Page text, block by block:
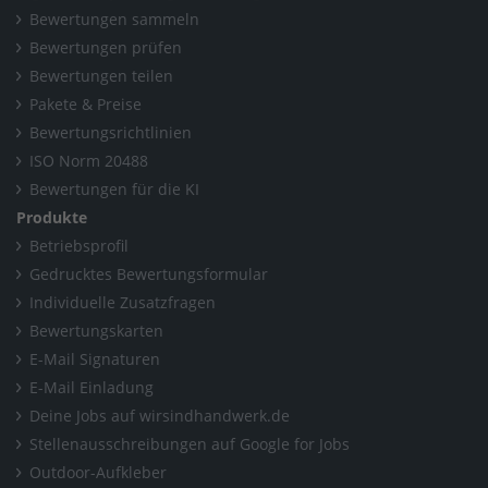
Bewertungen sammeln
Bewertungen prüfen
Bewertungen teilen
Pakete & Preise
Bewertungsrichtlinien
ISO Norm 20488
Bewertungen für die KI
Produkte
Betriebsprofil
Gedrucktes Bewertungsformular
Individuelle Zusatzfragen
Bewertungskarten
E-Mail Signaturen
E-Mail Einladung
Deine Jobs auf wirsindhandwerk.de
Stellenausschreibungen auf Google for Jobs
Outdoor-Aufkleber